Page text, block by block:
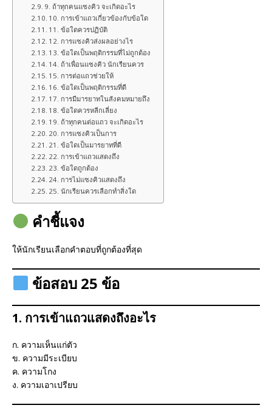
9. ถ้าทุกคนแซงคิว จะเกิดอะไร
10. การเข้าแถวเกี่ยวข้องกับข้อใด
11. ข้อใดควรปฏิบัติ
12. การแซงคิวส่งผลอย่างไร
13. ข้อใดเป็นพฤติกรรมที่ไม่ถูกต้อง
14. ถ้าเพื่อนแซงคิว นักเรียนควร
15. การต่อแถวช่วยให้
16. ข้อใดเป็นพฤติกรรมที่ดี
17. การมีมารยาทในสังคมหมายถึง
18. ข้อใดควรหลีกเลี่ยง
19. ถ้าทุกคนต่อแถว จะเกิดอะไร
20. การแซงคิวเป็นการ
21. ข้อใดเป็นมารยาทที่ดี
22. การเข้าแถวแสดงถึง
23. ข้อใดถูกต้อง
24. การไม่แซงคิวแสดงถึง
25. นักเรียนควรเลือกทำสิ่งใด
คำชี้แจง
ให้นักเรียนเลือกคำตอบที่ถูกต้องที่สุด
ข้อสอบ 25 ข้อ
1. การเข้าแถวแสดงถึงอะไร
ก. ความเห็นแก่ตัว
ข. ความมีระเบียบ
ค. ความโกง
ง. ความเอาเปรียบ